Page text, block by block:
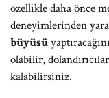
özellikle daha önce
deneyimlerinden
büyüsü
olabilir,
kalabilirsiniz.